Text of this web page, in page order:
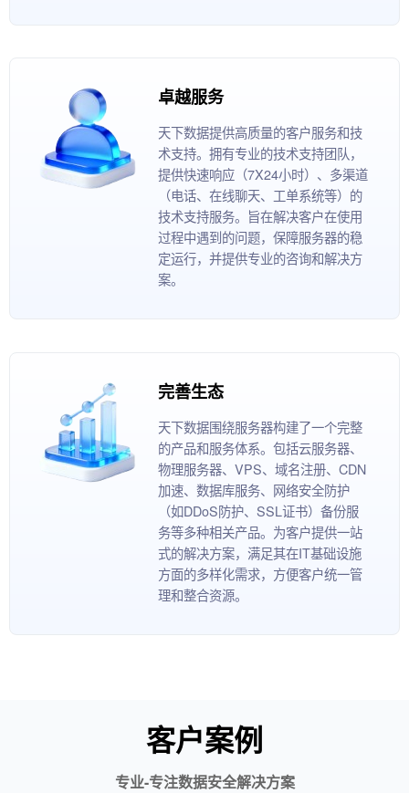
卓越服务
天下数据提供高质量的客户服务和技
术支持。拥有专业的技术支持团队，
提供快速响应（7X24小时）、多渠道
（电话、在线聊天、工单系统等）的
技术支持服务。旨在解决客户在使用
过程中遇到的问题，保障服务器的稳
定运行，并提供专业的咨询和解决方
案。
完善生态
天下数据围绕服务器构建了一个完整
的产品和服务体系。包括云服务器、
物理服务器、VPS、域名注册、CDN
加速、数据库服务、网络安全防护
（如DDoS防护、SSL证书）备份服
务等多种相关产品。为客户提供一站
式的解决方案，满足其在IT基础设施
方面的多样化需求，方便客户统一管
理和整合资源。
客户案例
专业-专注数据安全解决方案